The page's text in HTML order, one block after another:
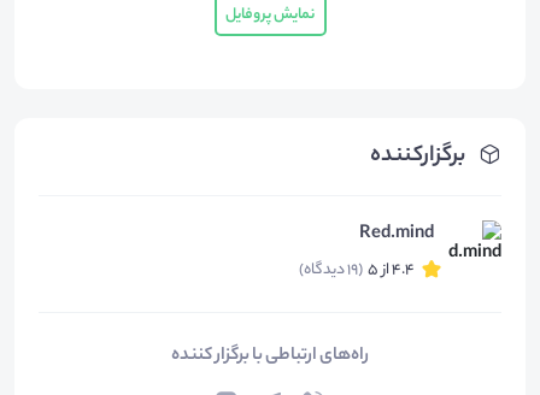
برگزارکننده
Red.mind
4.4 از 5 (19 دیدگاه)
راه‌های ارتباطی با برگزار کننده
نمایش پروفایل